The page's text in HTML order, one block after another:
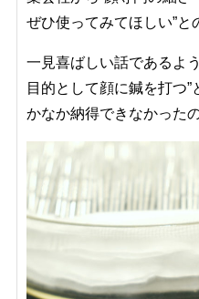
ぜひ使ってみてほしい”と
一見喜ばしい話であるよ
目的として顔に鍼を打つ
かなか納得できなかった